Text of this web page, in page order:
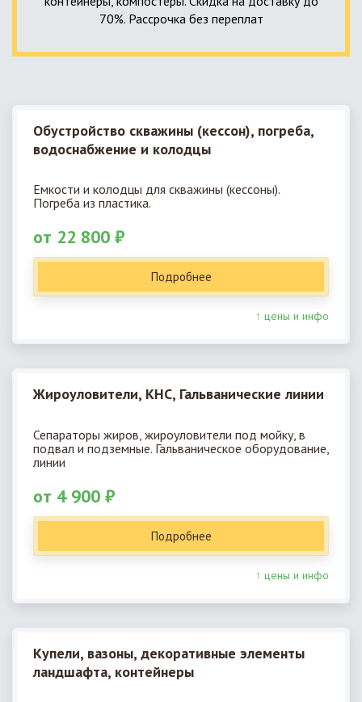
70%. Рассрочка без переплат
Обустройство скважины (кессон), погреба,
водоснабжение и колодцы
Емкости и колодцы для скважины (кессоны).
Погреба из пластика.
от 22 800 ₽
Подробнее
↑ цены и инфо
Жироуловители, КНС, Гальванические линии
Сепараторы жиров, жироуловители под мойку, в
подвал и подземные. Гальваническое оборудование,
линии
от 4 900 ₽
Подробнее
↑ цены и инфо
Купели, вазоны, декоративные элементы
ландшафта, контейнеры